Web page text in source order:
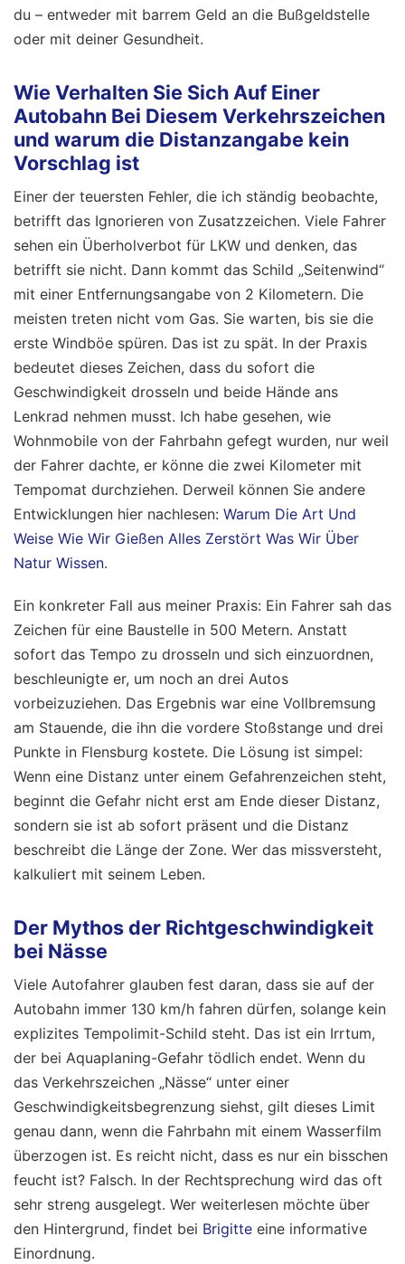
du – entweder mit barrem Geld an die Bußgeldstelle
oder mit deiner Gesundheit.
Wie Verhalten Sie Sich Auf Einer
Autobahn Bei Diesem Verkehrszeichen
und warum die Distanzangabe kein
Vorschlag ist
Einer der teuersten Fehler, die ich ständig beobachte,
betrifft das Ignorieren von Zusatzzeichen. Viele Fahrer
sehen ein Überholverbot für LKW und denken, das
betrifft sie nicht. Dann kommt das Schild „Seitenwind“
mit einer Entfernungsangabe von 2 Kilometern. Die
meisten treten nicht vom Gas. Sie warten, bis sie die
erste Windböe spüren. Das ist zu spät. In der Praxis
bedeutet dieses Zeichen, dass du sofort die
Geschwindigkeit drosseln und beide Hände ans
Lenkrad nehmen musst. Ich habe gesehen, wie
Wohnmobile von der Fahrbahn gefegt wurden, nur weil
der Fahrer dachte, er könne die zwei Kilometer mit
Tempomat durchziehen. Derweil können Sie andere
Entwicklungen hier nachlesen: Warum Die Art Und
Weise Wie Wir Gießen Alles Zerstört Was Wir Über
Natur Wissen.
Ein konkreter Fall aus meiner Praxis: Ein Fahrer sah das
Zeichen für eine Baustelle in 500 Metern. Anstatt
sofort das Tempo zu drosseln und sich einzuordnen,
beschleunigte er, um noch an drei Autos
vorbeizuziehen. Das Ergebnis war eine Vollbremsung
am Stauende, die ihn die vordere Stoßstange und drei
Punkte in Flensburg kostete. Die Lösung ist simpel:
Wenn eine Distanz unter einem Gefahrenzeichen steht,
beginnt die Gefahr nicht erst am Ende dieser Distanz,
sondern sie ist ab sofort präsent und die Distanz
beschreibt die Länge der Zone. Wer das missversteht,
kalkuliert mit seinem Leben.
Der Mythos der Richtgeschwindigkeit
bei Nässe
Viele Autofahrer glauben fest daran, dass sie auf der
Autobahn immer 130 km/h fahren dürfen, solange kein
explizites Tempolimit-Schild steht. Das ist ein Irrtum,
der bei Aquaplaning-Gefahr tödlich endet. Wenn du
das Verkehrszeichen „Nässe“ unter einer
Geschwindigkeitsbegrenzung siehst, gilt dieses Limit
genau dann, wenn die Fahrbahn mit einem Wasserfilm
überzogen ist. Es reicht nicht, dass es nur ein bisschen
feucht ist? Falsch. In der Rechtsprechung wird das oft
sehr streng ausgelegt. Wer weiterlesen möchte über
den Hintergrund, findet bei Brigitte eine informative
Einordnung.